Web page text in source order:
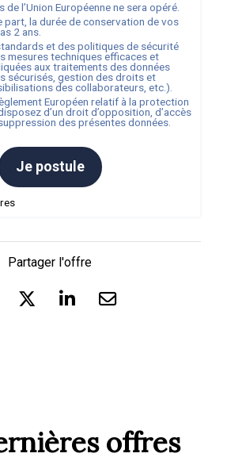
l’Union Européenne ne sera opéré.
part, la durée de conservation de vos
2 ans.
et des politiques de sécurité
mesures techniques efficaces et
aux traitements des données
sécurisés, gestion des droits et
des collaborateurs, etc.).
Européen relatif à la protection
d’un droit d’opposition, d’accès
des présentes données.
Je postule
Partager l'offre
offres